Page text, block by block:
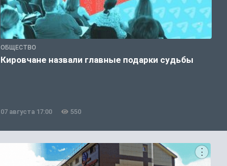
ОБЩЕСТВО
Кировчане назвали главные подарки судьбы
07 августа 17:00 550